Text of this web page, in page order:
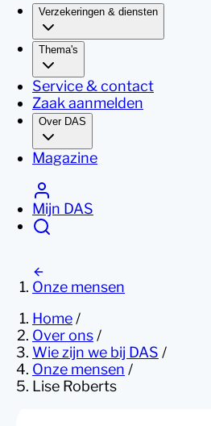
Verzekeringen & diensten
Thema's
Service & contact
Zaak aanmelden
Over DAS
Magazine
Mijn DAS
Onze mensen
Home /
Over ons /
Wie zijn we bij DAS /
Onze mensen /
Lise Roberts